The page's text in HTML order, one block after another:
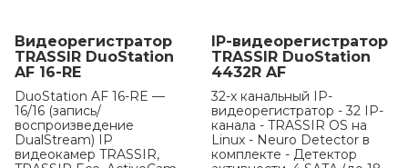
Видеорегистратор
TRASSIR DuoStation
AF 16-RE
DuoStation AF 16-RE —
16/16 (запись/
воспроизведение
DualStream) IP
видеокамер TRASSIR,
IP-видеорегистратор
TRASSIR DuoStation
4432R AF
32-х канальный IP-
видеорегистратор - 32 IP-
канала - TRASSIR OS на
Linux - Neuro Detector в
комплекте - Детектор